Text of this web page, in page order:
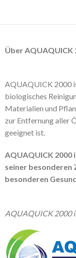
Über AQUAQUICK
AQUAQUICK 2000
biologisches
Materialien und
zur Entfernung aller
geeignet ist.
AQUAQUICK
seiner besonderen
besonderen
AQUAQUICK 2000